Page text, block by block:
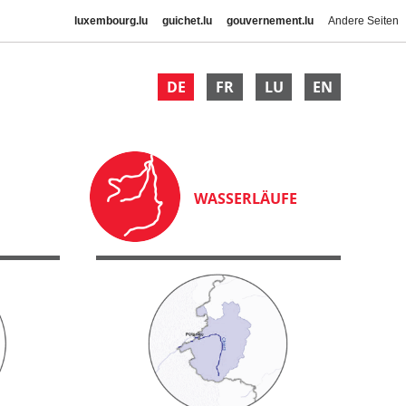
luxembourg.lu guichet.lu gouvernement.lu Andere Seiten
DE FR LU EN
WASSERLÄUFE